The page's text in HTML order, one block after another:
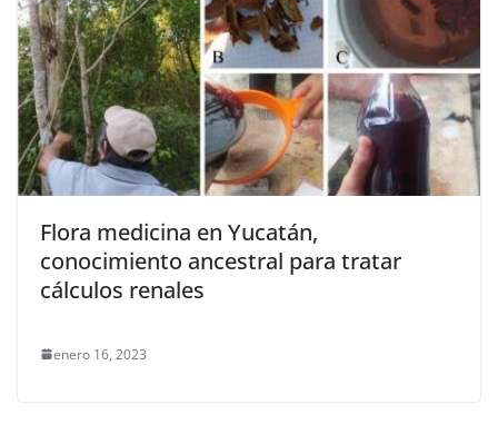
Flora medicina en Yucatán,
conocimiento ancestral para tratar
cálculos renales
enero 16, 2023